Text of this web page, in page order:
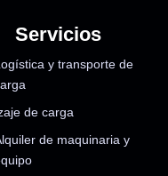
Servicios
y transporte de
de carga
de maquinaria y